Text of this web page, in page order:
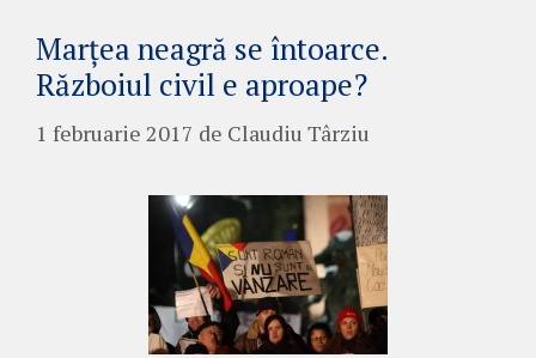
Marțea neagră se întoarce.
Războiul civil e aproape?
1 februarie 2017 de Claudiu Târziu